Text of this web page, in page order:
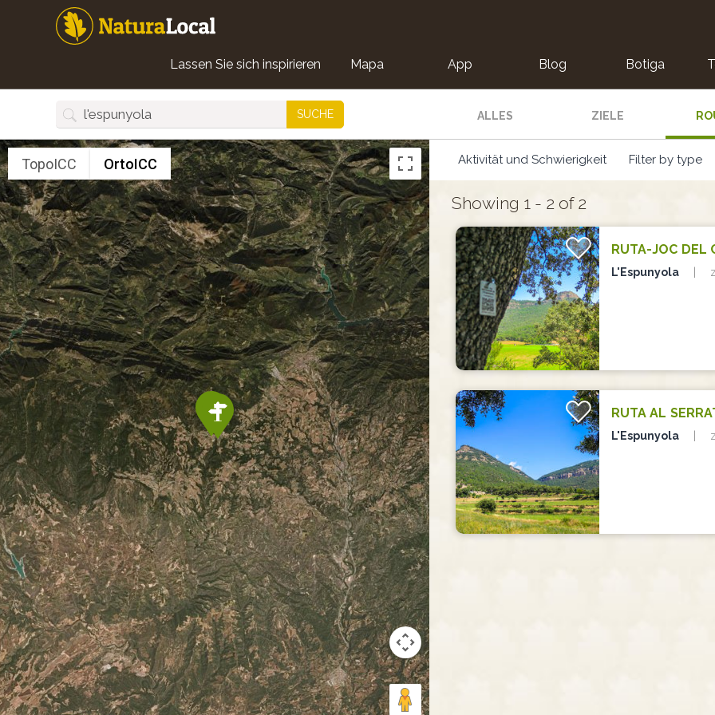
Main
navigation
Lassen Sie sich inspirieren Mapa App Blog Botiga
SUCHE ALLES ZIELE
TopoICC OrtoICC Aktivität und Schwierigkeit Filter by type
Showing 1 - 2 of 2
RUTA-JOC DEL
L'Espunyola
RUTA AL
L'Espunyola